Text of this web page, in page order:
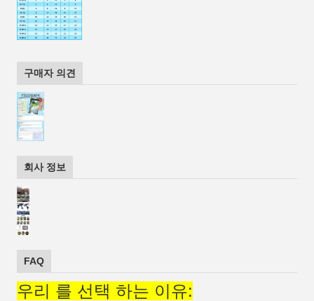
구매자 의견
회사 정보
FAQ
우리 를 선택 하는 이유: